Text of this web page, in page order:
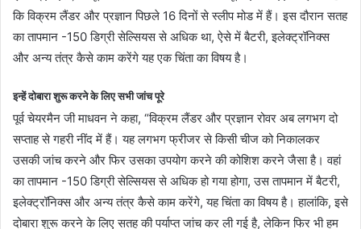
कि विक्रम लैंडर और प्रज्ञान पिछले 16 दिनों से स्लीप मोड में हैं। इस दौरान सतह
का तापमान -150 डिग्री सेल्सियस से अधिक था, ऐसे में बैटरी, इलेक्ट्रॉनिक्स
और अन्य तंत्र कैसे काम करेंगे यह एक चिंता का विषय है।
इन्हें दोबारा शुरू करने के लिए सभी जांच पूरे
पूर्व चेयरमैन जी माधवन ने कहा, “विक्रम लैंडर और प्रज्ञान रोवर अब लगभग दो
सप्ताह से गहरी नींद में हैं। यह लगभग फ्रीजर से किसी चीज को निकालकर
उसकी जांच करने और फिर उसका उपयोग करने की कोशिश करने जैसा है। वहां
का तापमान -150 डिग्री सेल्सियस से अधिक हो गया होगा, उस तापमान में बैटरी,
इलेक्ट्रॉनिक्स और अन्य तंत्र कैसे काम करेंगे, यह चिंता का विषय है। हालांकि, इसे
दोबारा शुरू करने के लिए सतह की पर्याप्त जांच कर ली गई है, लेकिन फिर भी हम